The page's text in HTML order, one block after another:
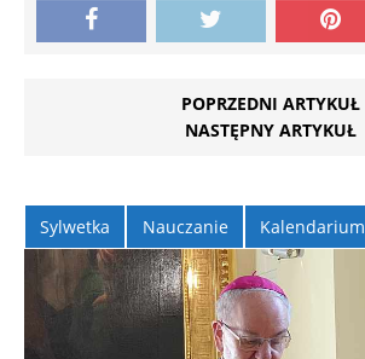
POPRZEDNI ARTYKUŁ
NASTĘPNY ARTYKUŁ
Sylwetka Nauczanie Kalendarium